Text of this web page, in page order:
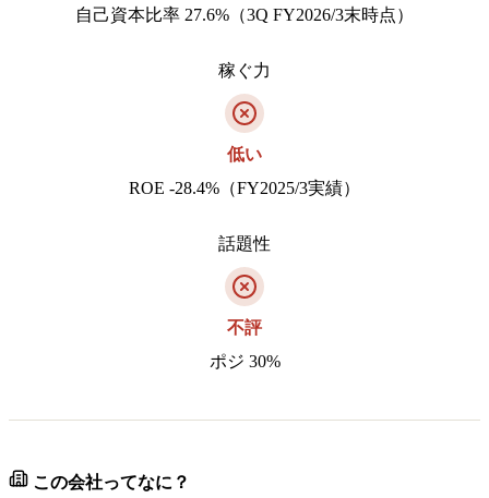
自己資本比率 27.6%（3Q FY2026/3末時点）
稼ぐ力
低い
ROE -28.4%（FY2025/3実績）
話題性
不評
ポジ 30%
この会社ってなに？